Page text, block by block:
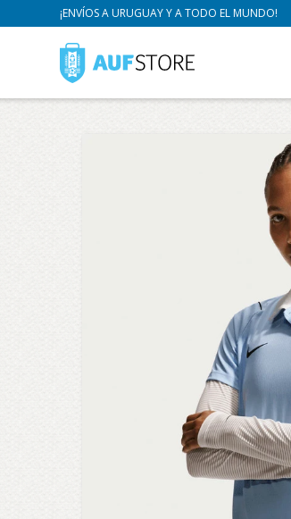
¡ENVÍOS A URUGUAY Y A TODO EL MUNDO!